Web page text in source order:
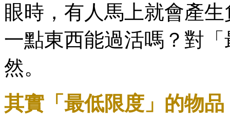
眼時，有人馬上就會產
一點東西能過活嗎？對
然。
其實「最低限度」的物